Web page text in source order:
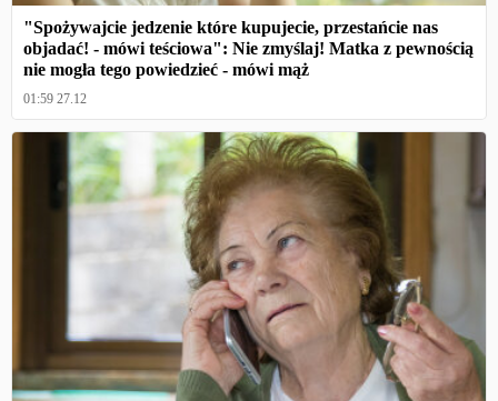
"Spożywajcie jedzenie które kupujecie, przestańcie nas
objadać! - mówi teściowa": Nie zmyślaj! Matka z pewnością
nie mogła tego powiedzieć - mówi mąż
01:59 27.12